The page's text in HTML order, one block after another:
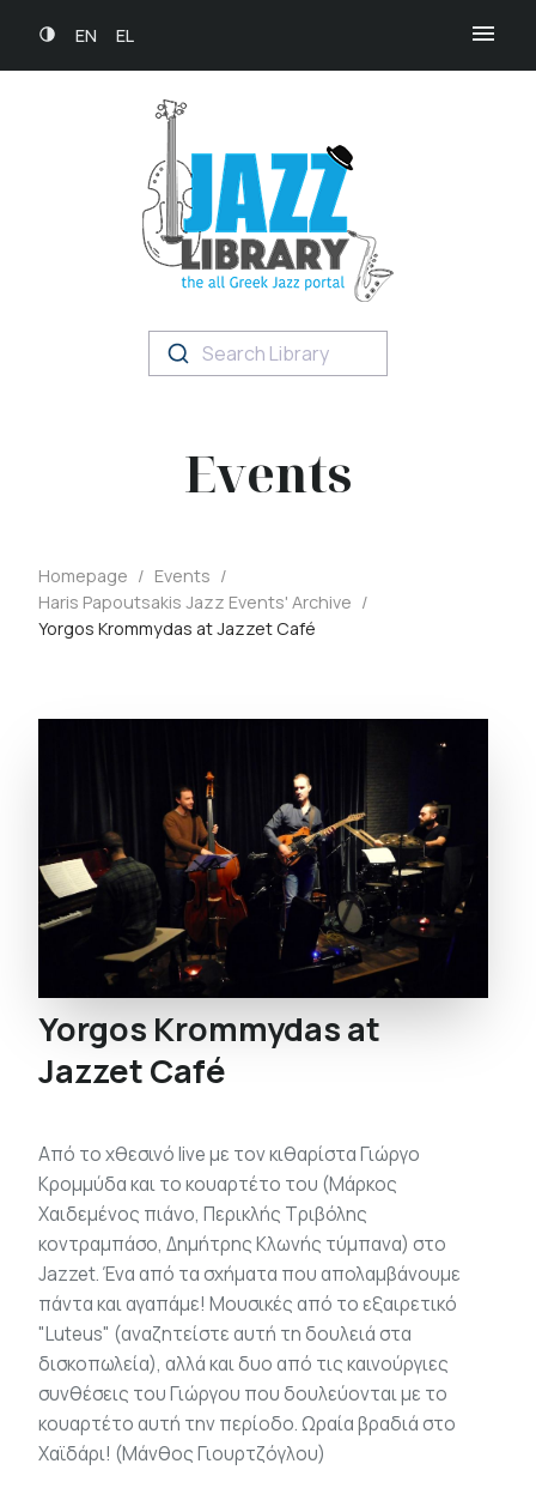
EN EL
Search Library
Events
Homepage / Events /
Haris Papoutsakis Jazz Events' Archive /
Yorgos Krommydas at Jazzet Café
Yorgos Krommydas at
Jazzet Café
Από το χθεσινό live με τον κιθαρίστα Γιώργο
Κρομμύδα και το κουαρτέτο του (Μάρκος
Χαιδεμένος πιάνο, Περικλής Τριβόλης
κοντραμπάσο, Δημήτρης Κλωνής τύμπανα) στο
Jazzet. Ένα από τα σχήματα που απολαμβάνουμε
πάντα και αγαπάμε! Μουσικές από το εξαιρετικό
"Luteus" (αναζητείστε αυτή τη δουλειά στα
δισκοπωλεία), αλλά και δυο από τις καινούργιες
συνθέσεις του Γιώργου που δουλεύονται με το
κουαρτέτο αυτή την περίοδο. Ωραία βραδιά στο
Χαϊδάρι! (Μάνθος Γιουρτζόγλου)